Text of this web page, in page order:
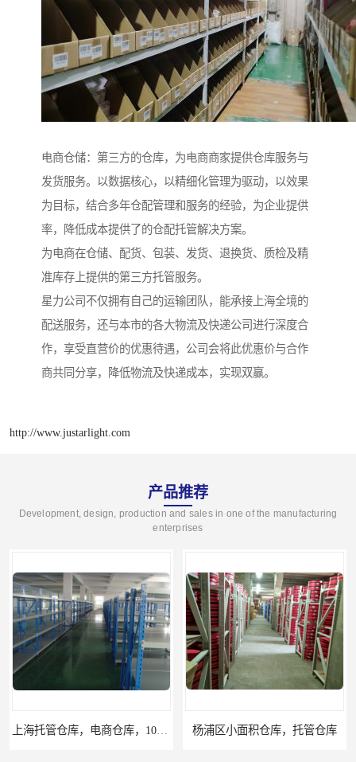
电商仓储：第三方的仓库，为电商商家提供仓库服务与
发货服务。以数据核心，以精细化管理为驱动，以效果
为目标，结合多年仓配管理和服务的经验，为企业提供
率，降低成本提供了的仓配托管解决方案。
为电商在仓储、配货、包装、发货、退换货、质检及精
准库存上提供的第三方托管服务。
星力公司不仅拥有自己的运输团队，能承接上海全境的
配送服务，还与本市的各大物流及快递公司进行深度合
作，享受直营价的优惠待遇，公司会将此优惠价与合作
商共同分享，降低物流及快递成本，实现双赢。
http://www.justarlight.com
产品推荐
Development, design, production and sales in one of the manufacturing
enterprises
上海托管仓库，电商仓库，10平起租 杨浦区小面积仓库，托管仓库